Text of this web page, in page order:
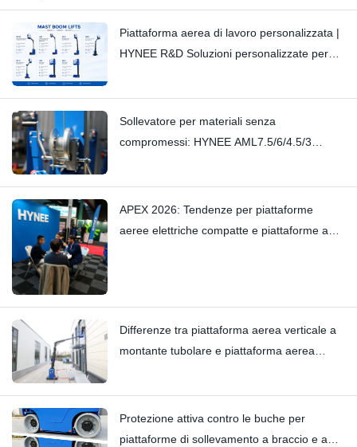
Piattaforma aerea di lavoro personalizzata |
HYNEE R&D Soluzioni personalizzate per
Sollevatore per materiali senza
compromessi: HYNEE AML7.5/6/4.5/3
maestria artigianale
APEX 2026: Tendenze per piattaforme
aeree elettriche compatte e piattaforme a
Differenze tra piattaforma aerea verticale a
montante tubolare e piattaforma aerea
Protezione attiva contro le buche per
piattaforme di sollevamento a braccio e a